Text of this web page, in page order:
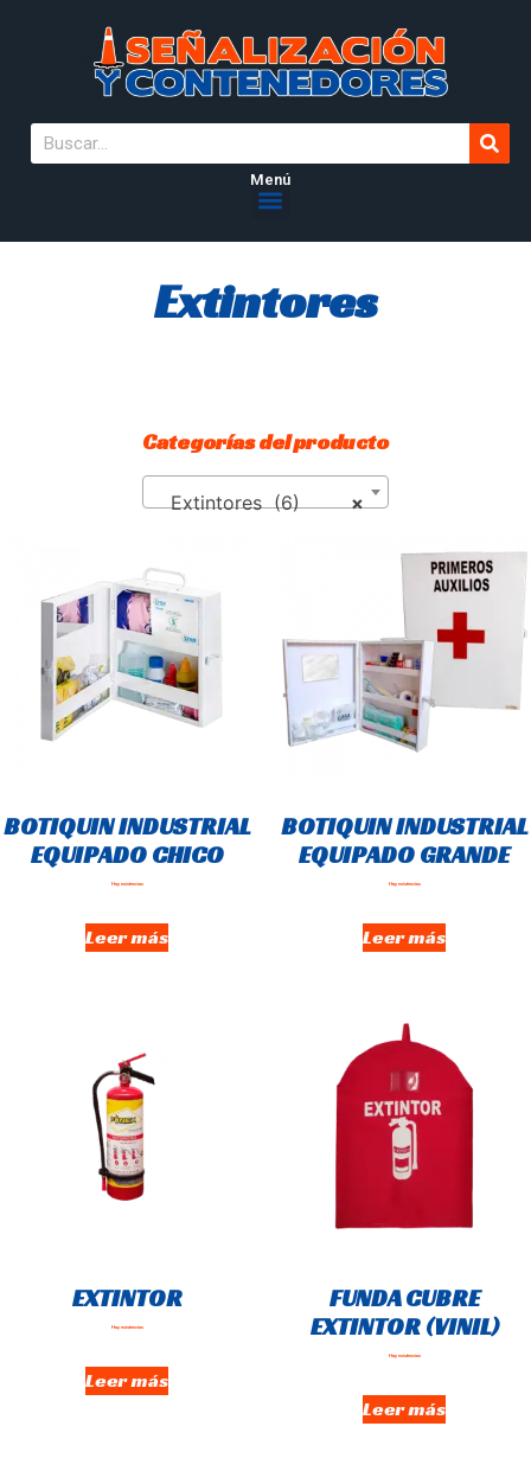
Menú
Extintores
Categorías del producto
×
Extintores (6)
BOTIQUIN INDUSTRIAL
EQUIPADO CHICO
Hay existencias
Leer más
BOTIQUIN INDUSTRIAL
EQUIPADO GRANDE
Hay existencias
Leer más
EXTINTOR
Hay existencias
Leer más
FUNDA CUBRE
EXTINTOR (VINIL)
Hay existencias
Leer más